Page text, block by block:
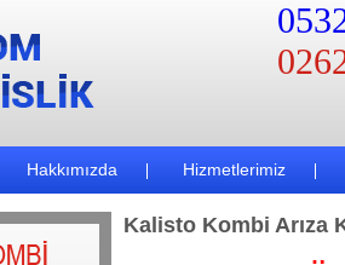
Hakkımızda Hizmetlerimiz
Kalisto Kombi Arıza